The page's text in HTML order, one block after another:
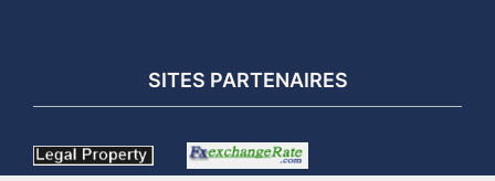
SITES PARTENAIRES